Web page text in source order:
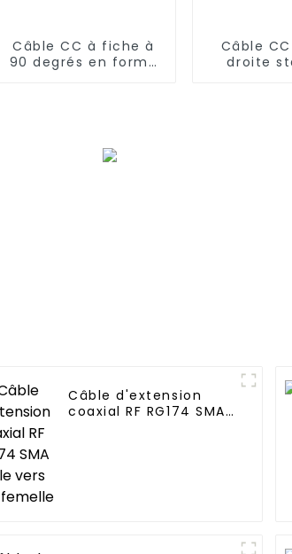
Câble CC à fiche à
90 degrés en forme
Câble
droite
Câble d'extension
coaxial RF RG174 SMA